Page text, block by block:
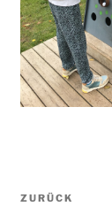
Vorheriger
ZURÜCK